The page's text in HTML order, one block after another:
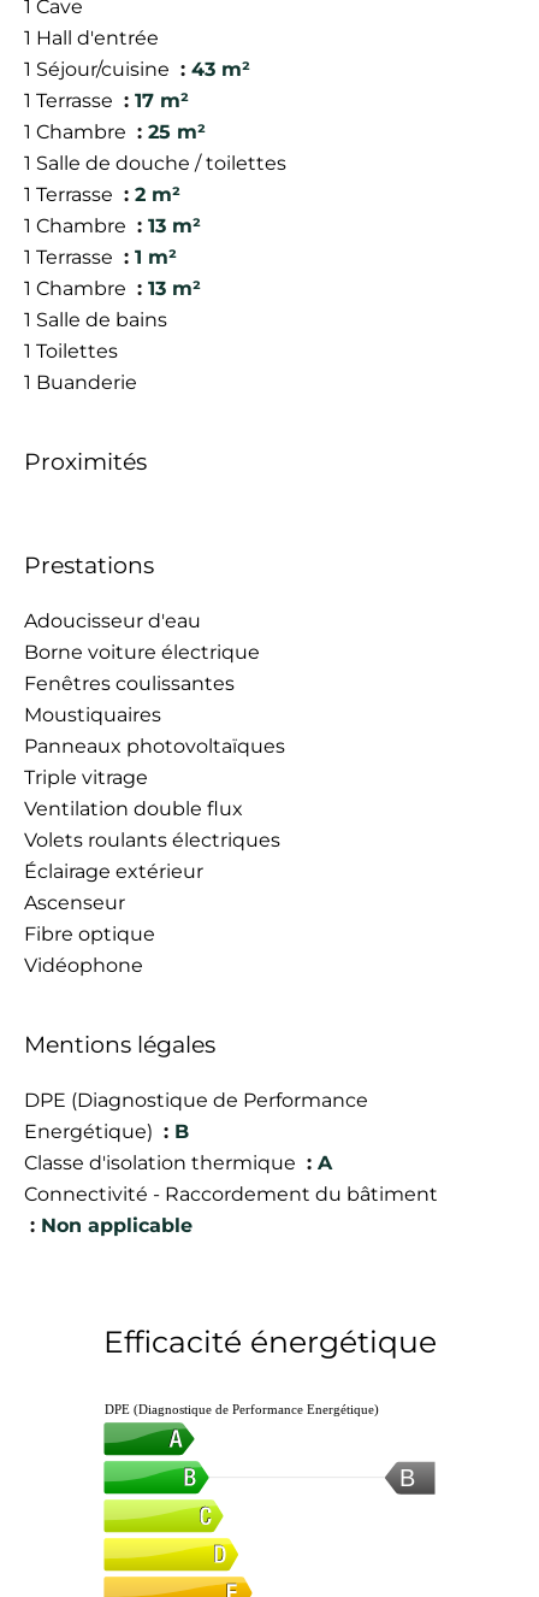
1 Cave
1 Hall d'entrée
1 Séjour/cuisine
43 m²
1 Terrasse
17 m²
1 Chambre
25 m²
1 Salle de douche / toilettes
1 Terrasse
2 m²
1 Chambre
13 m²
1 Terrasse
1 m²
1 Chambre
13 m²
1 Salle de bains
1 Toilettes
1 Buanderie
Proximités
Prestations
Adoucisseur d'eau
Borne voiture électrique
Fenêtres coulissantes
Moustiquaires
Panneaux photovoltaïques
Triple vitrage
Ventilation double flux
Volets roulants électriques
Éclairage extérieur
Ascenseur
Fibre optique
Vidéophone
Mentions légales
DPE (Diagnostique de Performance
Energétique)
B
Classe d'isolation thermique
A
Connectivité - Raccordement du bâtiment
Non applicable
Efficacité énergétique
B
DPE (Diagnostique de Performance Energétique)